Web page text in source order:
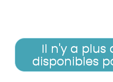
Il n'y a plus
disponibles